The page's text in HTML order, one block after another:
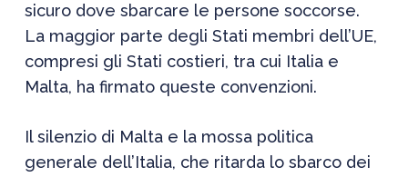
sicuro dove sbarcare le persone soccorse.
La maggior parte degli Stati membri dell’UE,
compresi gli Stati costieri, tra cui Italia e
Malta, ha firmato queste convenzioni.
Il silenzio di Malta e la mossa politica
generale dell’Italia, che ritarda lo sbarco dei